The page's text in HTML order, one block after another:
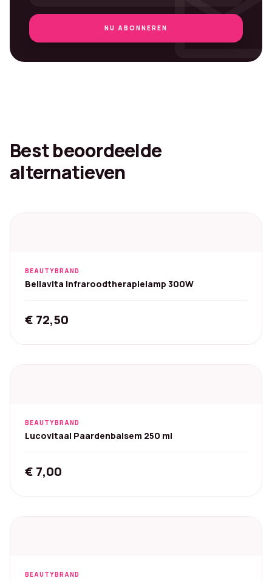
NU ABONNEREN
Best beoordeelde
alternatieven
BEAUTYBRAND
Bellavita Infraroodtherapielamp 300W
€ 72,50
BEAUTYBRAND
Lucovitaal Paardenbalsem 250 ml
€ 7,00
BEAUTYBRAND